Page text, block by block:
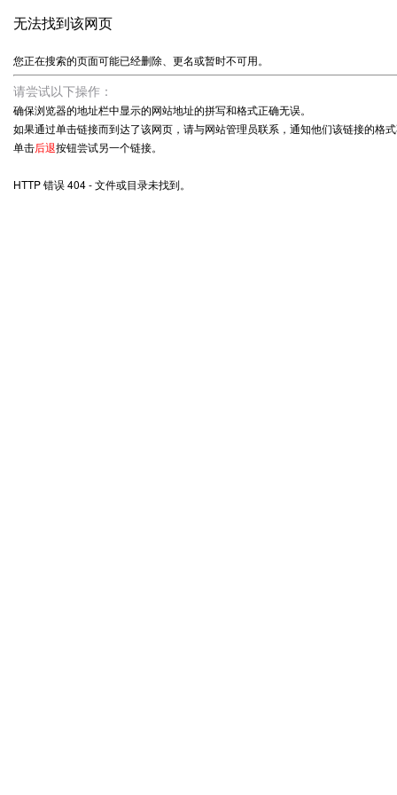
无法找到该网页
您正在搜索的页面可能已经删除、更名或暂时不可用。
请尝试以下操作：
确保浏览器的地址栏中显示的网站地址的拼写和格式正确无误。
如果通过单击链接而到达了该网页，请与网站管理员联系，通知他们该链接的格
单击后退按钮尝试另一个链接。
HTTP 错误 404 - 文件或目录未找到。